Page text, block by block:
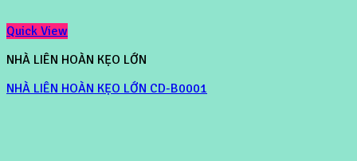
Quick View
NHÀ LIÊN HOÀN KẸO LỚN
NHÀ LIÊN HOÀN KẸO LỚN CD-B0001